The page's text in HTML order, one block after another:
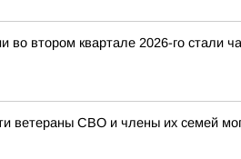
во втором квартале 2026-го стали
ветераны СВО и члены их семей